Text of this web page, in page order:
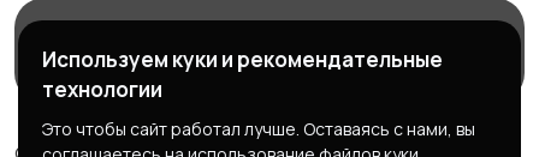
Служба поддержки
Используем куки и рекомендательные
технологии
Это чтобы сайт работал лучше. Оставаясь с нами, вы